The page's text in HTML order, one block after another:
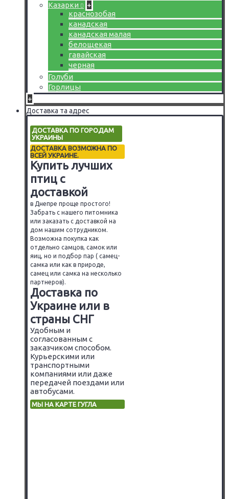
Казарки
+
краснозобая
канадская
канадская малая
белощекая
гавайская
черная
Голуби
Горлицы
+
Доставка та адрес
ДОСТАВКА ПО ГОРОДАМ
УКРАИНЫ
ДОСТАВКА ВОЗМОЖНА ПО
ВСЕЙ УКРАИНЕ.
Купить лучших
птиц с
доставкой
в Днепре проще простого!
Забрать с нашего питомника
или заказать с доставкой на
дом нашим сотрудником.
Возможна покупка как
отдельно самцов, самок или
яиц, но и подбор пар ( самец-
самка или как в природе,
самец или самка на несколько
партнеров).
Доставка по
Украине или в
страны СНГ
Удобным и
согласованным с
заказчиком способом.
Курьерскими или
транспортными
компаниями или даже
передачей поездами или
автобусами.
МЫ НА КАРТЕ ГУГЛА